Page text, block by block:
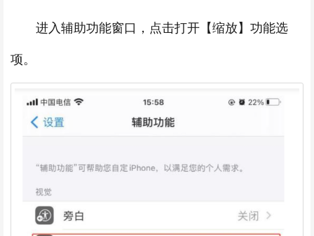
进入辅助功能窗口，点击打开【缩放】功能选
项。